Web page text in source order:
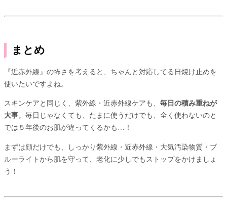
まとめ
『近赤外線』の怖さを考えると、ちゃんと対応してる日焼け止めを
使いたいですよね。
スキンケアと同じく、紫外線・近赤外線ケアも、 毎日の積み重ねが
大事。毎日じゃなくても、たまに使うだけでも、全く使わないのと
では５年後のお肌が違ってくるかも…！
まずは顔だけでも、しっかり紫外線・近赤外線・大気汚染物質・ブ
ルーライトから肌を守って、老化に少しでもストップをかけましょ
う！